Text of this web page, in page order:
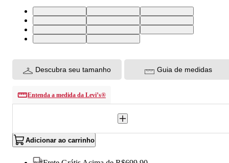
24 USA | 34 BR25 USA | 36 BR26 USA | 37 BR
27 USA | 38 BR28 USA | 39 BR29 USA | 40 BR
30 USA | 41 BR31 USA | 42 BR32 USA | 43 BR
33 USA | 44 BR34 USA | 46 BR
Descubra seu tamanho Guia de medidas
Entenda a medida da Levi’s®
Adicionar ao carrinho